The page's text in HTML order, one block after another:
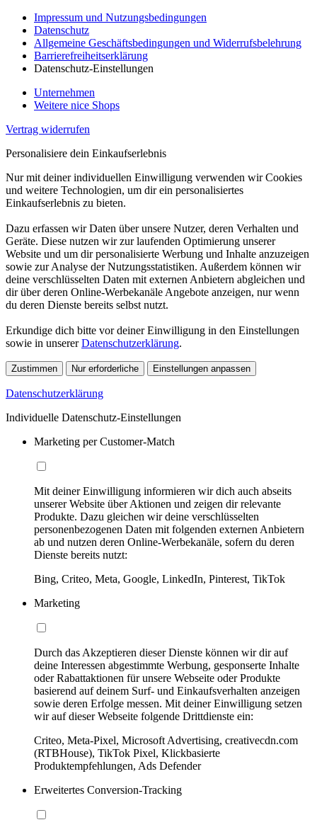
Impressum und Nutzungsbedingungen
Datenschutz
Allgemeine Geschäftsbedingungen und Widerrufsbelehrung
Barrierefreiheitserklärung
Datenschutz-Einstellungen
Unternehmen
Weitere nice Shops
Vertrag widerrufen
Personalisiere dein Einkaufserlebnis
Nur mit deiner individuellen Einwilligung verwenden wir Cookies
und weitere Technologien, um dir ein personalisiertes
Einkaufserlebnis zu bieten.
Dazu erfassen wir Daten über unsere Nutzer, deren Verhalten und
Geräte. Diese nutzen wir zur laufenden Optimierung unserer
Website und um dir personalisierte Werbung und Inhalte anzuzeigen
sowie zur Analyse der Nutzungsstatistiken. Außerdem können wir
deine verschlüsselten Daten mit externen Anbietern abgleichen und
dir über deren Online-Werbekanäle Angebote anzeigen, nur wenn
du deren Dienste bereits selbst nutzt.
Erkundige dich bitte vor deiner Einwilligung in den Einstellungen
sowie in unsererDatenschutzerklärung.
Zustimmen Nur erforderliche Einstellungen anpassen
Datenschutzerklärung
Individuelle Datenschutz-Einstellungen
Marketing per Customer-Match
Mit deiner Einwilligung informieren wir dich auch abseits
unserer Website über Aktionen und zeigen dir relevante
Produkte. Dazu gleichen wir deine verschlüsselten
personenbezogenen Daten mit folgenden externen Anbietern
ab und nutzen deren Online-Werbekanäle, sofern du deren
Dienste bereits nutzt:
Bing, Criteo, Meta, Google, LinkedIn, Pinterest, TikTok
Marketing
Durch das Akzeptieren dieser Dienste können wir dir auf
deine Interessen abgestimmte Werbung, gesponserte Inhalte
oder Rabattaktionen für unsere Webseite oder Produkte
basierend auf deinem Surf- und Einkaufsverhalten anzeigen
sowie deren Erfolge messen. Mit deiner Einwilligung setzen
wir auf dieser Webseite folgende Drittdienste ein:
Criteo, Meta-Pixel, Microsoft Advertising, creativecdn.com
(RTBHouse), TikTok Pixel, Klickbasierte
Produktempfehlungen, Ads Defender
Erweitertes Conversion-Tracking